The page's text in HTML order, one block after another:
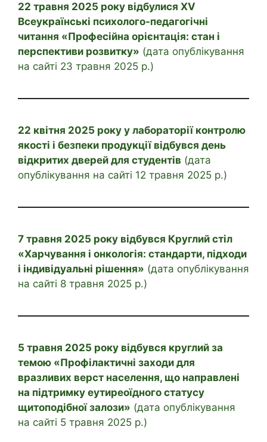
22 травня 2025 року відбулися ХV
Всеукраїнські психолого-педагогічні
читання «Професійна орієнтація: стан і
перспективи розвитку» (дата опублікування
на сайті 23 травня 2025 р.)
22 квітня 2025 року у лабораторії контролю
якості і безпеки продукції відбувся день
відкритих дверей для студентів (дата
опублікування на сайті 12 травня 2025 р.)
7 травня 2025 року відбувся Круглий стіл
«Харчування і онкологія: стандарти, підходи
і індивідуальні рішення» (дата опублікування
на сайті 8 травня 2025 р.)
5 травня 2025 року відбувся круглий за
темою «Профілактичні заходи для
вразливих верст населення, що направлені
на підтримку еутиреоїдного статусу
щитоподібної залози» (дата опублікування
на сайті 5 травня 2025 р.)